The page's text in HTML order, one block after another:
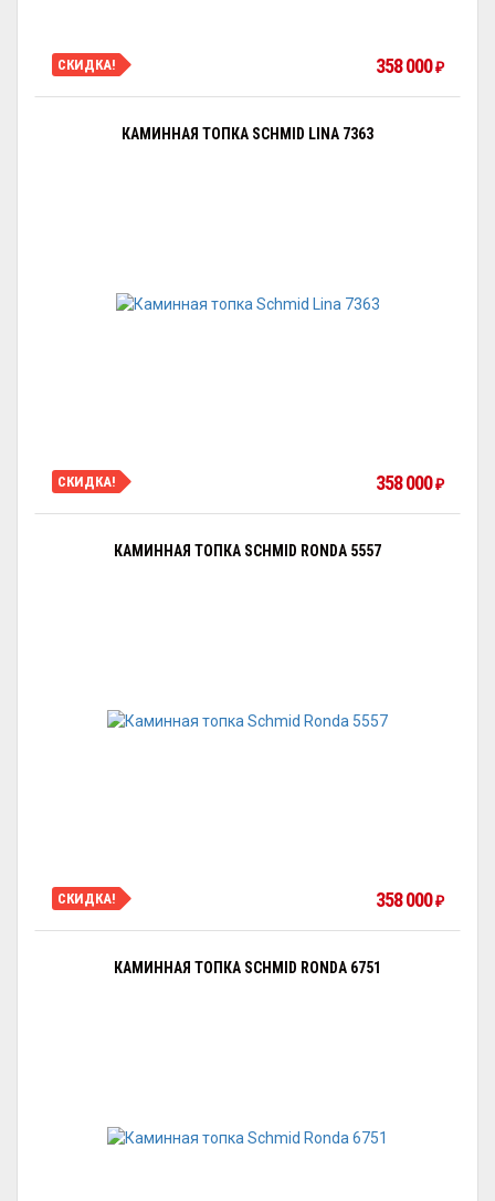
СКИДКА! 358 000₽
КАМИННАЯ ТОПКА SCHMID LINA 7363
СКИДКА! 358 000₽
КАМИННАЯ ТОПКА SCHMID RONDA 5557
СКИДКА! 358 000₽
КАМИННАЯ ТОПКА SCHMID RONDA 6751